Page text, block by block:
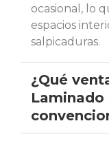
ocasional, lo
espacios
salpicaduras.
¿Qué
Laminado